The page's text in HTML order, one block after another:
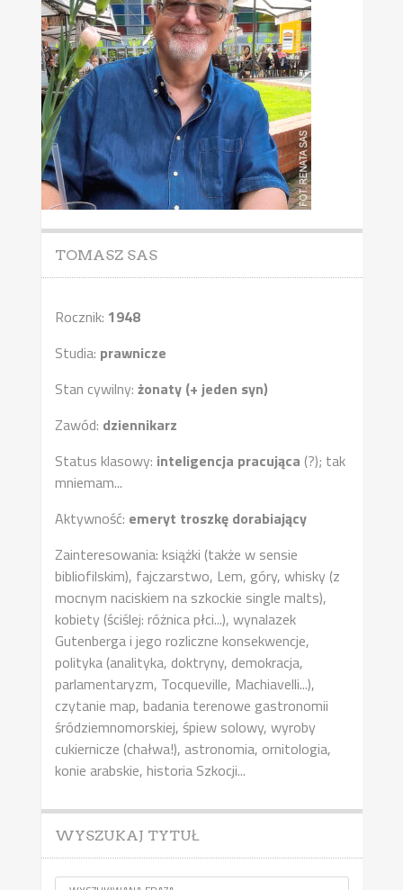
TOMASZ SAS
Rocznik: 1948
Studia: prawnicze
Stan cywilny: żonaty (+ jeden syn)
Zawód: dziennikarz
Status klasowy: inteligencja pracująca (?); tak
mniemam...
Aktywność: emeryt troszkę dorabiający
Zainteresowania: książki (także w sensie
bibliofilskim), fajczarstwo, Lem, góry, whisky (z
mocnym naciskiem na szkockie single malts),
kobiety (ściślej: różnica płci...), wynalazek
Gutenberga i jego rozliczne konsekwencje,
polityka (analityka, doktryny, demokracja,
parlamentaryzm, Tocqueville, Machiavelli...),
czytanie map, badania terenowe gastronomii
śródziemnomorskiej, śpiew solowy, wyroby
cukiernicze (chałwa!), astronomia, ornitologia,
konie arabskie, historia Szkocji...
WYSZUKAJ TYTUŁ